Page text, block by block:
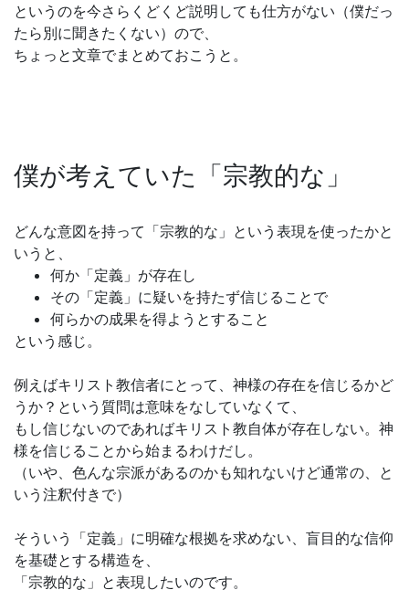
というのを今さらくどくど説明しても仕方がない（僕だっ
たら別に聞きたくない）ので、
ちょっと文章でまとめておこうと。
僕が考えていた「宗教的な」
どんな意図を持って「宗教的な」という表現を使ったかと
いうと、
何か「定義」が存在し
その「定義」に疑いを持たず信じることで
何らかの成果を得ようとすること
という感じ。
例えばキリスト教信者にとって、神様の存在を信じるかど
うか？という質問は意味をなしていなくて、
もし信じないのであればキリスト教自体が存在しない。神
様を信じることから始まるわけだし。
（いや、色んな宗派があるのかも知れないけど通常の、と
いう注釈付きで）
そういう「定義」に明確な根拠を求めない、盲目的な信仰
を基礎とする構造を、
「宗教的な」と表現したいのです。